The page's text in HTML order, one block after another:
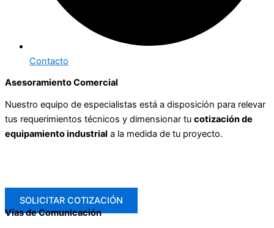
Contacto
Asesoramiento Comercial
Nuestro equipo de especialistas está a disposición para relevar
tus requerimientos técnicos y dimensionar tu cotización de
equipamiento industrial a la medida de tu proyecto.
SOLICITAR COTIZACIÓN
Vías de Comunicación